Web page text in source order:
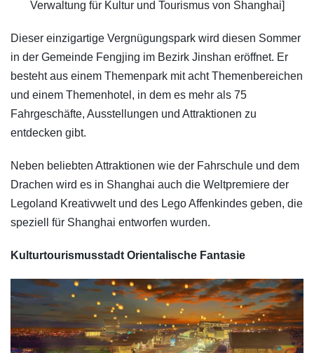
Verwaltung für Kultur und Tourismus von Shanghai]
Dieser einzigartige Vergnügungspark wird diesen Sommer
in der Gemeinde Fengjing im Bezirk Jinshan eröffnet. Er
besteht aus einem Themenpark mit acht Themenbereichen
und einem Themenhotel, in dem es mehr als 75
Fahrgeschäfte, Ausstellungen und Attraktionen zu
entdecken gibt.
Neben beliebten Attraktionen wie der Fahrschule und dem
Drachen wird es in Shanghai auch die Weltpremiere der
Legoland Kreativwelt und des Lego Affenkindes geben, die
speziell für Shanghai entworfen wurden.
Kulturtourismusstadt Orientalische Fantasie